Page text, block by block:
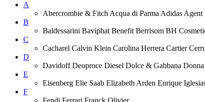
A
Abercrombie & Fitch Acqua di Parma Adidas
B
Baldessarini Baviphat Benefit Berrisom BH
C
Cacharel Calvin Klein Carolina Herrera Cartier
D
Davidoff Deoproce Diesel Dolce & Gabbana
E
Eisenberg Elie Saab Elizabeth Arden Enrique
F